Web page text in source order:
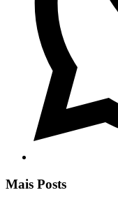
Mais Posts